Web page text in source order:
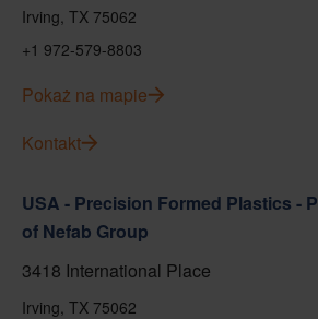
Irving, TX 75062
+1 972-579-8803
Pokaż na mapie
Kontakt
USA - Precision Formed Plastics -
of Nefab Group
3418 International Place
Irving, TX 75062